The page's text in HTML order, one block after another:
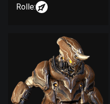
Rolle: